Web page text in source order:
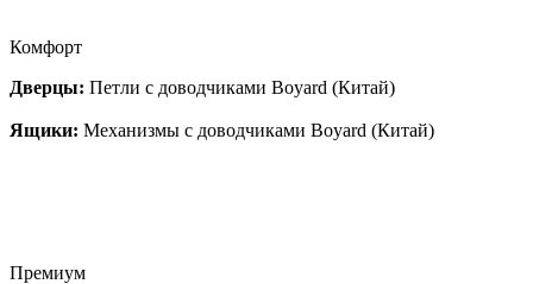
Комфорт
Дверцы: Петли с доводчиками Boyard (Китай)
Ящики: Механизмы с доводчиками Boyard (Китай)
Премиум